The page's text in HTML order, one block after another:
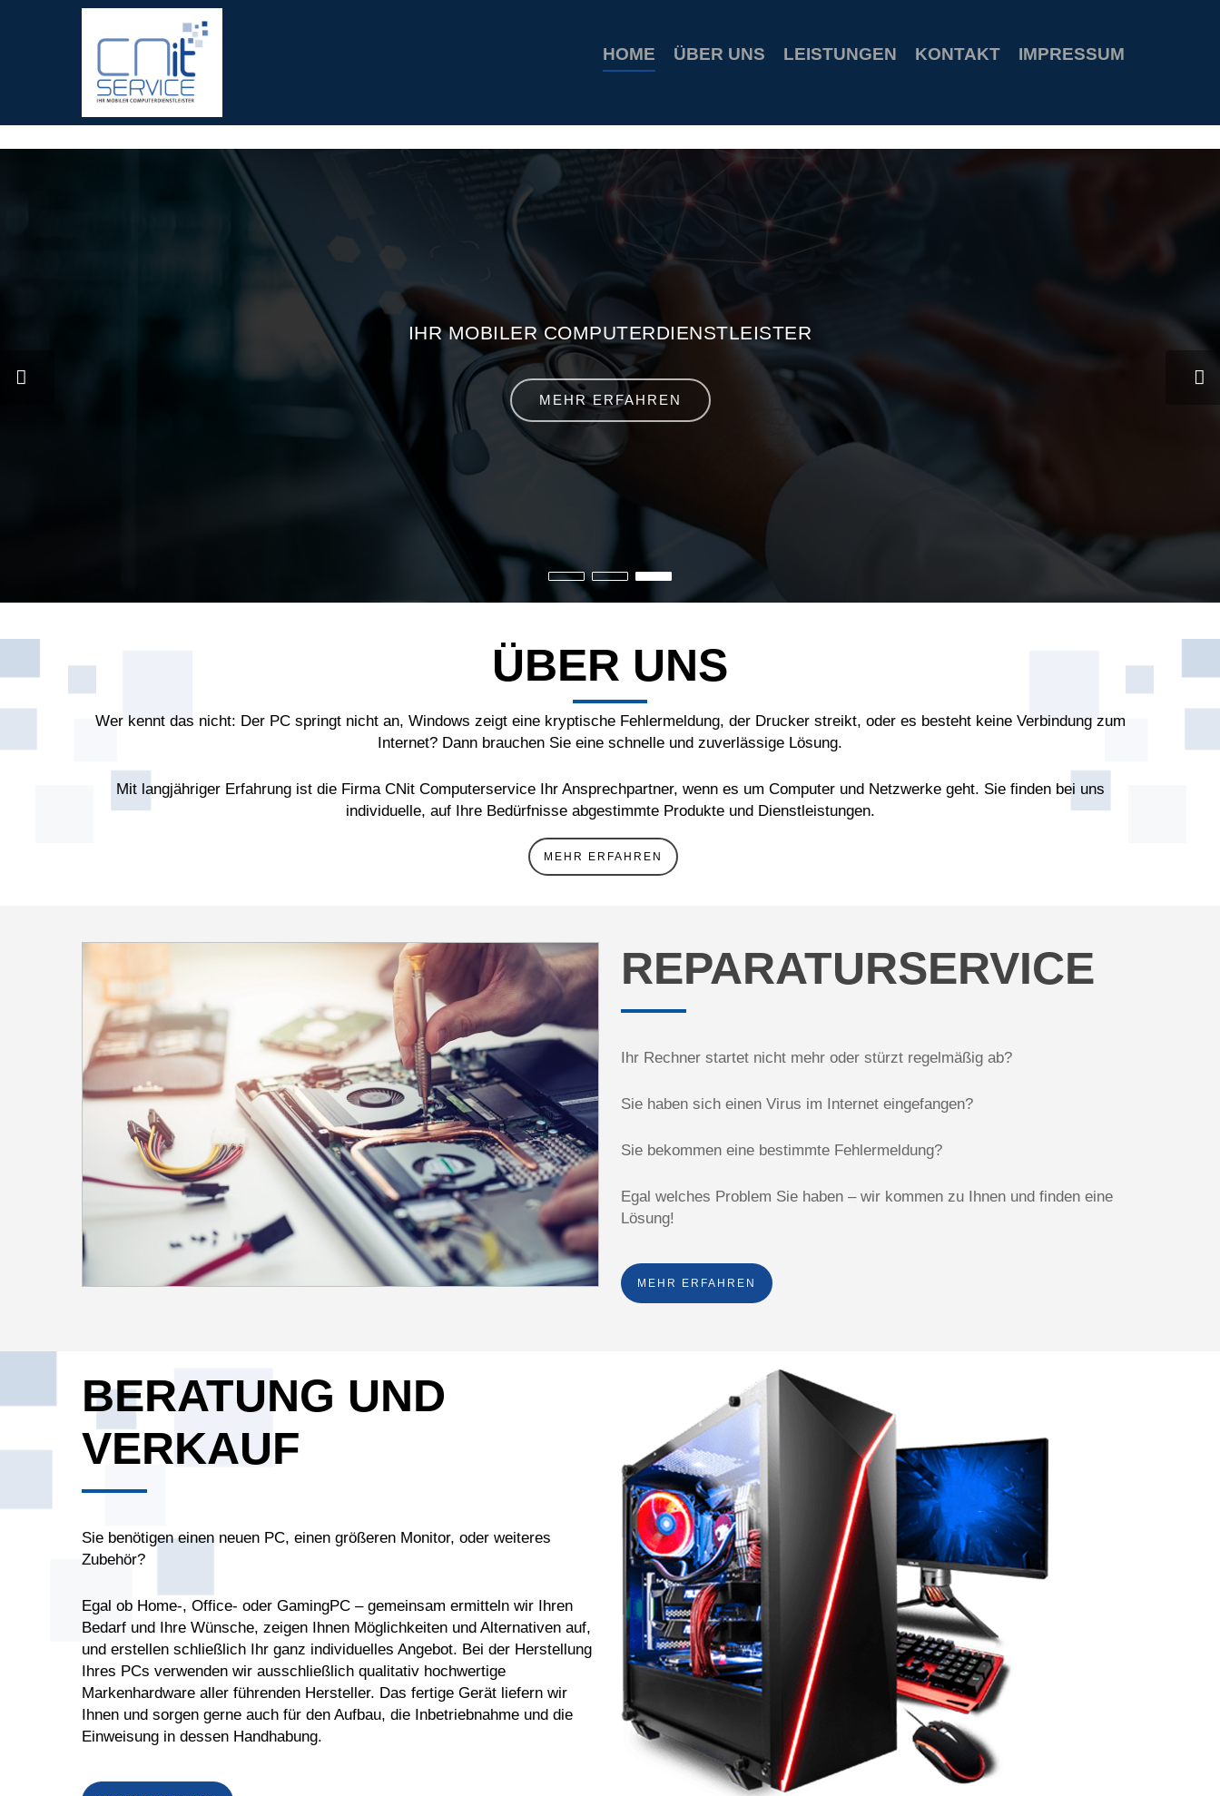
fred meyer gift card offerte coupon torino
HOME ÜBER UNS LEISTUNGEN KONTAKT IMPRESSUM
IHR MOBILER COMPUTERDIENSTLEISTER
MEHR ERFAHREN
ÜBER UNS
Wer kennt das nicht: Der PC springt nicht an, Windows zeigt eine kryptische Fehlermeldung, der Drucker streikt, oder es besteht keine Verbindung zum
Internet? Dann brauchen Sie eine schnelle und zuverlässige Lösung.
Mit langjähriger Erfahrung ist die Firma CNit Computerservice Ihr Ansprechpartner, wenn es um Computer und Netzwerke geht. Sie finden bei uns
individuelle, auf Ihre Bedürfnisse abgestimmte Produkte und Dienstleistungen.
MEHR ERFAHREN
REPARATURSERVICE
Ihr Rechner startet nicht mehr oder stürzt regelmäßig ab?
Sie haben sich einen Virus im Internet eingefangen?
Sie bekommen eine bestimmte Fehlermeldung?
Egal welches Problem Sie haben – wir kommen zu Ihnen und finden eine
Lösung!
MEHR ERFAHREN
BERATUNG UND
VERKAUF
Sie benötigen einen neuen PC, einen größeren Monitor, oder weiteres
Zubehör?
Egal ob Home-, Office- oder GamingPC – gemeinsam ermitteln wir Ihren
Bedarf und Ihre Wünsche, zeigen Ihnen Möglichkeiten und Alternativen auf,
und erstellen schließlich Ihr ganz individuelles Angebot. Bei der Herstellung
Ihres PCs verwenden wir ausschließlich qualitativ hochwertige
Markenhardware aller führenden Hersteller. Das fertige Gerät liefern wir
Ihnen und sorgen gerne auch für den Aufbau, die Inbetriebnahme und die
Einweisung in dessen Handhabung.